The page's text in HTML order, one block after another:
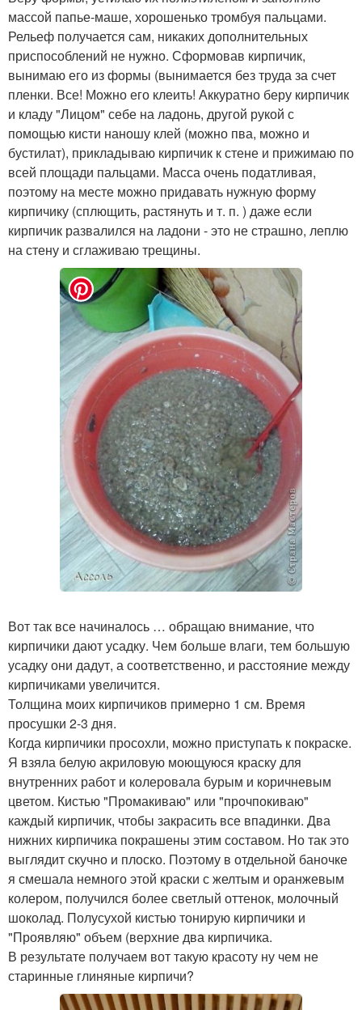
массой папье-маше, хорошенько тромбуя пальцами.
Рельеф получается сам, никаких дополнительных
приспособлений не нужно. Сформовав кирпичик,
вынимаю его из формы (вынимается без труда за счет
пленки. Все! Можно его клеить! Аккуратно беру кирпичик
и кладу "Лицом" себе на ладонь, другой рукой с
помощью кисти наношу клей (можно пва, можно и
бустилат), прикладываю кирпичик к стене и прижимаю по
всей площади пальцами. Масса очень податливая,
поэтому на месте можно придавать нужную форму
кирпичику (сплющить, растянуть и т. п. ) даже если
кирпичик развалился на ладони - это не страшно, леплю
на стену и сглаживаю трещины.
Вот так все начиналось … обращаю внимание, что
кирпичики дают усадку. Чем больше влаги, тем большую
усадку они дадут, а соответственно, и расстояние между
кирпичиками увеличится.
Толщина моих кирпичиков примерно 1 см. Время
просушки 2-3 дня.
Когда кирпичики просохли, можно приступать к покраске.
Я взяла белую акриловую моющуюся краску для
внутренних работ и колеровала бурым и коричневым
цветом. Кистью "Промакиваю" или "прочпокиваю"
каждый кирпичик, чтобы закрасить все впадинки. Два
нижних кирпичика покрашены этим составом. Но так это
выглядит скучно и плоско. Поэтому в отдельной баночке
я смешала немного этой краски с желтым и оранжевым
колером, получился более светлый оттенок, молочный
шоколад. Полусухой кистью тонирую кирпичики и
"Проявляю" объем (верхние два кирпичика.
В результате получаем вот такую красоту ну чем не
старинные глиняные кирпичи?